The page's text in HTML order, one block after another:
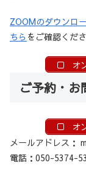
ZOOMのダウンロ
ちら をご確認くださ
オ
ご予約・お
オ
メールアドレス：
電話：050-5374-